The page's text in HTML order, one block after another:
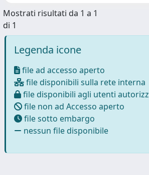
Mostrati risultati da 1 a 1
di 1
Legenda icone
file ad accesso aperto
file disponibili sulla rete interna
file disponibili agli utenti
file non ad Accesso aperto
file sotto embargo
nessun file disponibile